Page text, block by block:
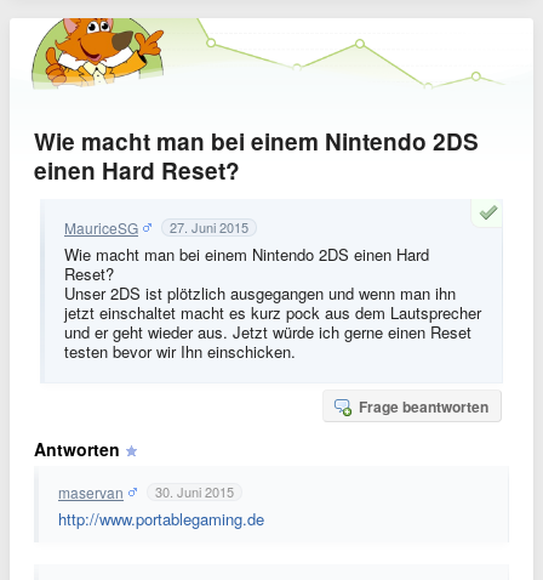
Wie macht man bei einem Nintendo 2DS
einen Hard Reset?
MauriceSG 27. Juni 2015
Wie macht man bei einem Nintendo 2DS einen Hard
Reset?
Unser 2DS ist plötzlich ausgegangen und wenn man ihn
jetzt einschaltet macht es kurz pock aus dem Lautsprecher
und er geht wieder aus. Jetzt würde ich gerne einen Reset
testen bevor wir Ihn einschicken.
Frage beantworten
Antworten
maservan 30. Juni 2015
http://www.portablegaming.de